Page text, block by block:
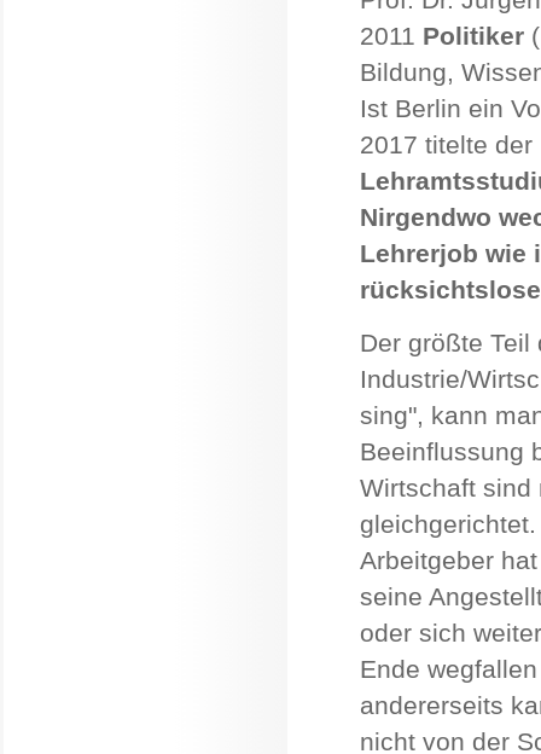
2011 Politiker
Bildung,
Ist Berlin ein
2017 titelte der
Nirgendwo
Lehrerjob wie
Der größte Teil
Industrie/
sing", kann
Beeinflussung
Wirtschaft sind
Arbeitgeber
seine
oder sich
Ende
andererseits
nicht von der